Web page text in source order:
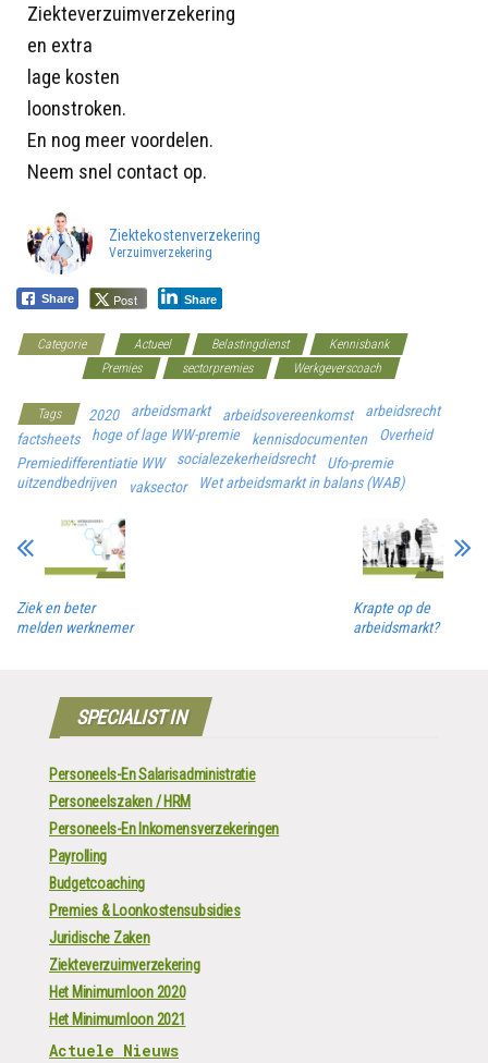
Ziekteverzuimverzekering
en extra
lage kosten
loonstroken.
En nog meer voordelen.
Neem snel contact op.
Ziektekostenverzekering
Verzuimverzekering
Share Post Share
Categorie Actueel Belastingdienst
Kennisbank
Premies sectorpremies Werkgeverscoach
Tags 2020 arbeidsmarkt arbeidsovereenkomst
arbeidsrecht
factsheets
hoge of lage WW-premie kennisdocumenten
Overheid
Premiedifferentiatie WW
socialezekerheidsrecht
Ufo-premie
uitzendbedrijven
vaksector Wet arbeidsmarkt in balans (WAB)
Ziek en beter
melden werknemer
Krapte op de
arbeidsmarkt?
SPECIALIST IN
Personeels-En Salarisadministratie
Personeelszaken / HRM
Personeels-En Inkomensverzekeringen
Payrolling
Budgetcoaching
Premies & Loonkostensubsidies
Juridische Zaken
Ziekteverzuimverzekering
Het Minimumloon 2020
Het Minimumloon 2021
Actuele Nieuws